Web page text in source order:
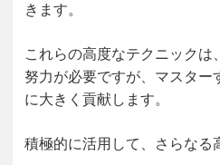
きます。
これらの高度なテクニックは
努力が必要ですが、マスター
に大きく貢献します。
積極的に活用して、さらなる